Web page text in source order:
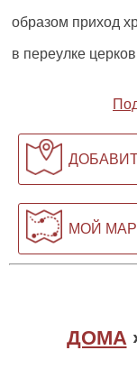
образом приход
в переулке
МОЙ
ДОМА